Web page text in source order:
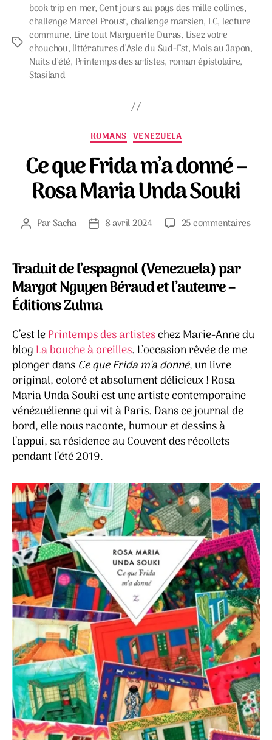
Étiquettes
book trip en mer, Cent jours au pays des mille collines,
challenge Marcel Proust, challenge marsien, LC, lecture
commune, Lire tout Marguerite Duras, Lisez votre
chouchou, littératures d'Asie du Sud-Est, Mois au Japon,
Nuits d'été, Printemps des artistes, roman épistolaire,
Stasiland
Catégories
ROMANS VENEZUELA
Ce que Frida m’a donné –
Rosa Maria Unda Souki
Auteur
ParSacha
Date8 avril 2024 25 commentairessur
Unda
Traduit de l’espagnol (Venezuela) par
Margot Nguyen Béraud et l’auteure –
Éditions Zulma
C’est lePrintemps des artisteschez Marie-Anne du
blogLa bouche à oreilles. L’occasion rêvée de me
plonger dans Ce que Frida m’a donné, un livre
original, coloré et absolument délicieux ! Rosa
Maria Unda Souki est une artiste contemporaine
vénézuélienne qui vit à Paris. Dans ce journal de
bord, elle nous raconte, humour et dessins à
l’appui, sa résidence au Couvent des récollets
pendant l’été 2019.